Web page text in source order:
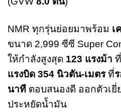
NMR ทุกรุ่นย่อยมาพร้อม เ
ขนาด 2,999 ซีซี Super
ให้กำลังสูงสุด 123 แรงม้า
แรงบิด 354 นิวตัน-เมตรที่
นาที ตอบสนองดี ออกตัวเยี่
ประหยัดน้ำมัน